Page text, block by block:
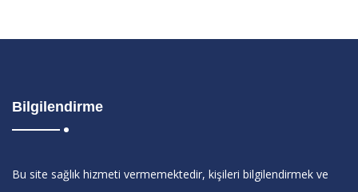
Bilgilendirme
Bu site sağlık hizmeti vermemektedir, kişileri bilgilendirmek ve